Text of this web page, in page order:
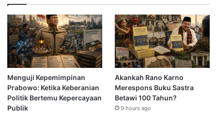
Menguji Kepemimpinan
Prabowo: Ketika Keberanian
Politik Bertemu Kepercayaan
Publik
Akankah Rano Karno
Merespons Buku Sastra
Betawi 100 Tahun?
9 hours ago